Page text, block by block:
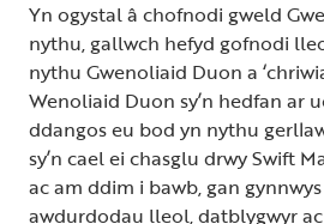
Yn ogystal â chofnodi gweld
nythu, gallwch hefyd gofnodi
nythu Gwenoliaid Duon a
Wenoliaid Duon sy’n hedfan ar
ddangos eu bod yn nythu
sy’n cael ei chasglu drwy Swift
ac am ddim i bawb, gan
awdurdodau lleol, datblygwyr